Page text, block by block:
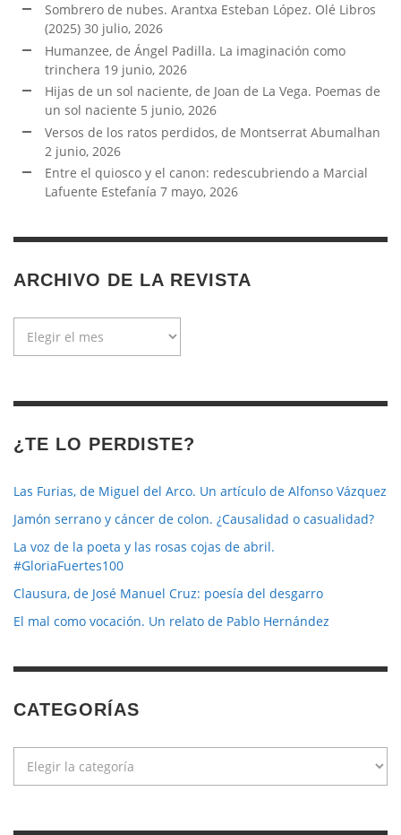
Sombrero de nubes. Arantxa Esteban López. Olé Libros
(2025) 30 julio, 2026
Humanzee, de Ángel Padilla. La imaginación como
trinchera 19 junio, 2026
Hijas de un sol naciente, de Joan de La Vega. Poemas de
un sol naciente 5 junio, 2026
Versos de los ratos perdidos, de Montserrat Abumalhan
2 junio, 2026
Entre el quiosco y el canon: redescubriendo a Marcial
Lafuente Estefanía 7 mayo, 2026
ARCHIVO DE LA REVISTA
¿TE LO PERDISTE?
Las Furias, de Miguel del Arco. Un artículo de Alfonso Vázquez
Jamón serrano y cáncer de colon. ¿Causalidad o casualidad?
La voz de la poeta y las rosas cojas de abril.
#GloriaFuertes100
Clausura, de José Manuel Cruz: poesía del desgarro
El mal como vocación. Un relato de Pablo Hernández
CATEGORÍAS